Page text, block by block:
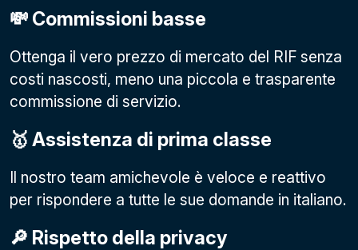
💸 Commissioni basse
Ottenga il vero prezzo di mercato del RIF senza
costi nascosti, meno una piccola e trasparente
commissione di servizio.
🥇 Assistenza di prima classe
Il nostro team amichevole è veloce e reattivo
per rispondere a tutte le sue domande in italiano.
🔎 Rispetto della privacy